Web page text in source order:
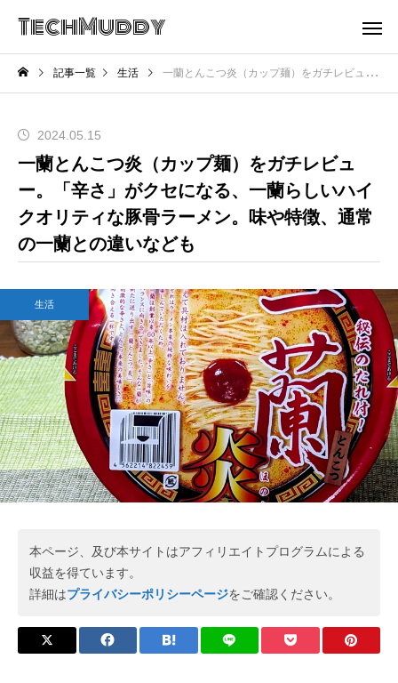
TechMuddy
記事一覧 生活 一蘭とんこつ炎（カップ麺）をガチレビュー。「辛さ」がクセになる、一蘭らしいハイクオリティな豚骨ラーメン。味や特徴、通常の一蘭との違いなども
2024.05.15
一蘭とんこつ炎（カップ麺）をガチレビュ
ー。「辛さ」がクセになる、一蘭らしいハイ
クオリティな豚骨ラーメン。味や特徴、通常
の一蘭との違いなども
生活
本ページ、及び本サイトはアフィリエイトプログラムによる
収益を得ています。
詳細はプライバシーポリシーページをご確認ください。